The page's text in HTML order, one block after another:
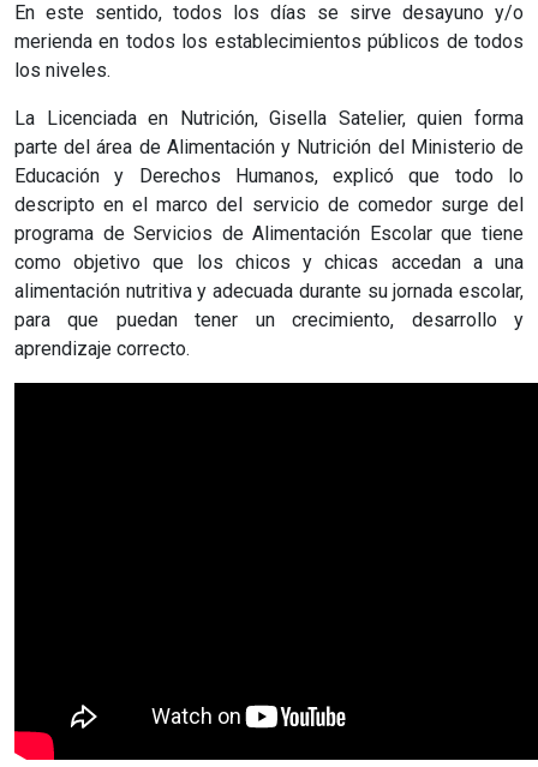
En este sentido, todos los días se sirve desayuno y/o
merienda en todos los establecimientos públicos de todos
los niveles.
La Licenciada en Nutrición, Gisella Satelier, quien forma
parte del área de Alimentación y Nutrición del Ministerio de
Educación y Derechos Humanos, explicó que todo lo
descripto en el marco del servicio de comedor surge del
programa de Servicios de Alimentación Escolar que tiene
como objetivo que los chicos y chicas accedan a una
alimentación nutritiva y adecuada durante su jornada escolar,
para que puedan tener un crecimiento, desarrollo y
aprendizaje correcto.